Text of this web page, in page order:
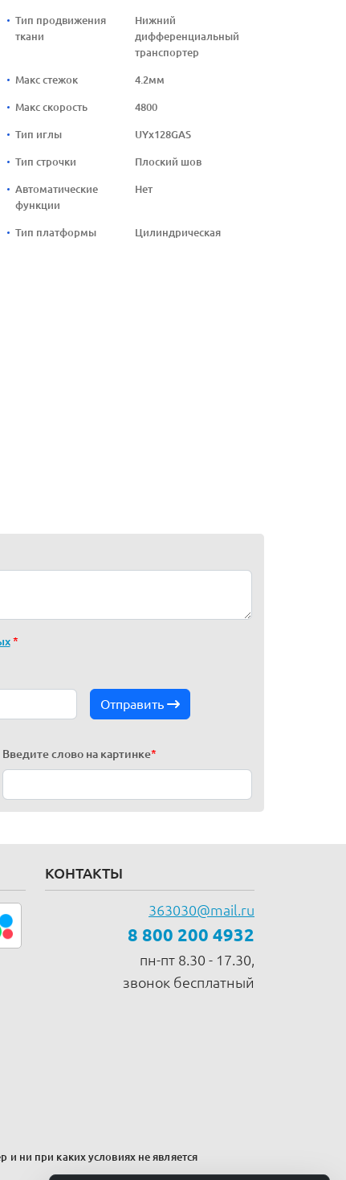
Тип продвижения
ткани
Нижний
дифференциальный
транспортер
Макс стежок 4.2мм
Макс скорость 4800
Тип иглы UYx128GAS
Тип строчки Плоский шов
Автоматические
функции
Нет
Тип платформы Цилиндрическая
*
Отправить
Введите слово на картинке*
КОНТАКТЫ
363030@mail.ru
8 800 200 4932
пн-пт 8.30 - 17.30,
звонок бесплатный
ни при каких условиях не является